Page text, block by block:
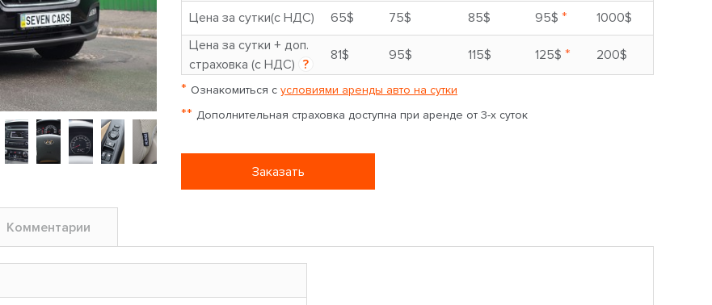
Цена за сутки(с НДС) 65$ 75$ 85$ 95$ *
1000$
Цена за сутки + доп.
страховка (с НДС) ?
81$ 95$ 115$ 125$ * 200$
* Ознакомиться с условиями аренды авто на сутки
** Дополнительная страховка доступна при аренде от 3-х суток
Заказать
Комментарии